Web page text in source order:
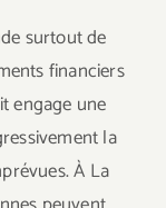
surtout de
financiers
engage une
la
À La